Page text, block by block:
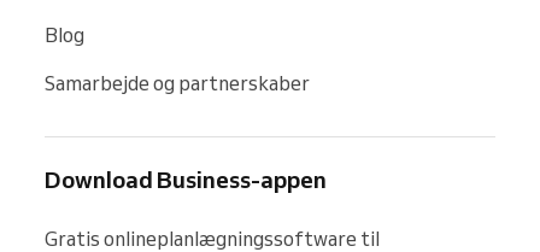
Blog
Samarbejde og partnerskaber
Download Business-appen
Gratis onlineplanlægningssoftware til